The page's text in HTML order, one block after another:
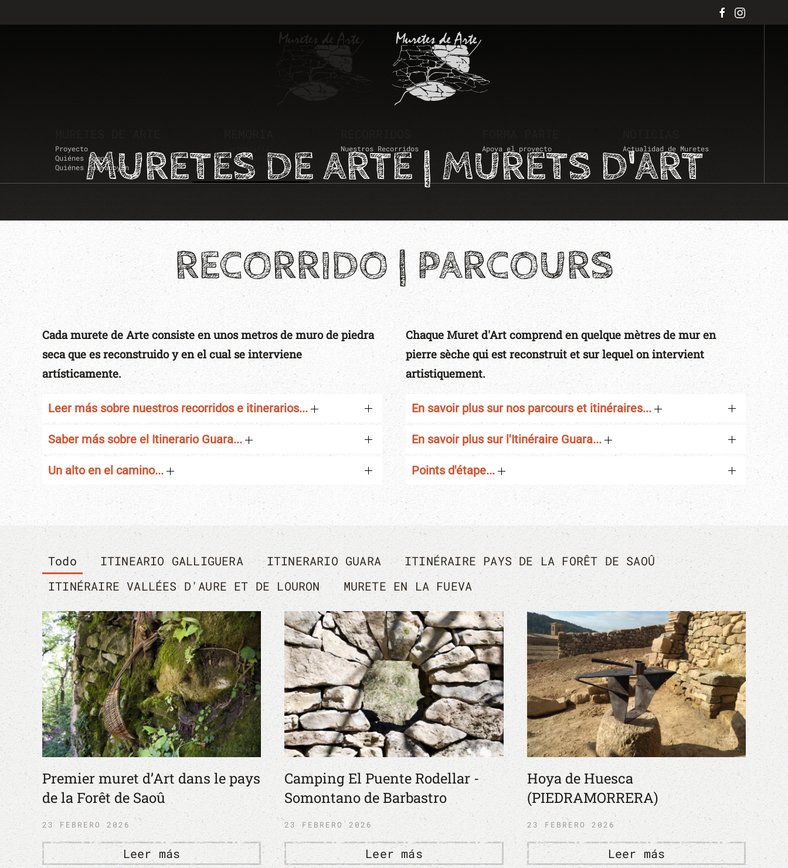
Skip to main content
Proyecto
Quiénes somos
Quiénes nos apoyan
Publicaciones
Muro sonoro
Nuestros Recorridos Apoya el proyecto Actualidad de Muretes
MURETES DE ARTE | MURETS D'ART
RECORRIDO | PARCOURS
Cada murete de Arte consiste en unos metros de muro de piedra
seca que es reconstruido y en el cual se interviene
artísticamente.
Leer más sobre nuestros recorridos e itinerarios...
Saber más sobre el Itinerario Guara...
Un alto en el camino...
Chaque Muret d'Art comprend en quelque mètres de mur en
pierre sèche qui est reconstruit et sur lequel on intervient
artistiquement.
En savoir plus sur nos parcours et itinéraires...
En savoir plus sur l'Itinéraire Guara...
Points d'étape...
Todo ITINEARIO GALLIGUERA ITINERARIO GUARA
ITINÉRAIRE PAYS DE LA FORÊT DE SAOÛ
ITINÉRAIRE VALLÉES D'AURE ET DE LOURON
MURETE EN LA FUEVA
Premier muret d’Art dans le pays
de la Forêt de Saoû
23 FEBRERO 2026
Leer más
Camping El Puente Rodellar -
Somontano de Barbastro
23 FEBRERO 2026
Leer más
Hoya de Huesca
(PIEDRAMORRERA)
23 FEBRERO 2026
Leer más